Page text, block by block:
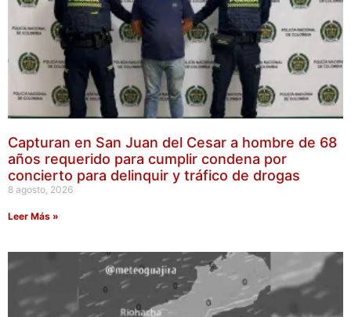
Capturan en San Juan del Cesar a hombre de 68
años requerido para cumplir condena por
concierto para delinquir y tráfico de drogas
8 agosto, 2026
Leer Más »